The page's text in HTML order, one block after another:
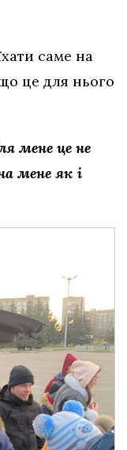
саме на
це для нього
мене це не
мене як і